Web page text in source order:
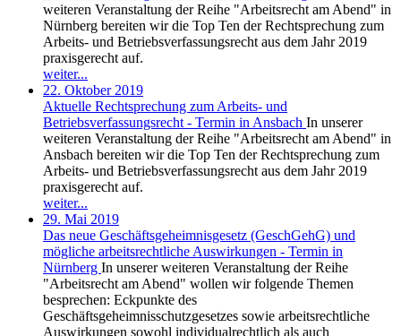
weiteren Veranstaltung der Reihe "Arbeitsrecht am Abend" in
Nürnberg bereiten wir die Top Ten der Rechtsprechung zum
Arbeits- und Betriebsverfassungsrecht aus dem Jahr 2019
praxisgerecht auf.
weiter...
22. Oktober 2019
Aktuelle Rechtsprechung zum Arbeits- und
Betriebsverfassungsrecht - Termin in Ansbach In unserer
weiteren Veranstaltung der Reihe "Arbeitsrecht am Abend" in
Ansbach bereiten wir die Top Ten der Rechtsprechung zum
Arbeits- und Betriebsverfassungsrecht aus dem Jahr 2019
praxisgerecht auf.
weiter...
29. Mai 2019
Das neue Geschäftsgeheimnisgesetz (GeschGehG) und
mögliche arbeitsrechtliche Auswirkungen - Termin in
Nürnberg In unserer weiteren Veranstaltung der Reihe
"Arbeitsrecht am Abend" wollen wir folgende Themen
besprechen: Eckpunkte des
Geschäftsgeheimnisschutzgesetzes sowie arbeitsrechtliche
Auswirkungen sowohl individualrechtlich als auch